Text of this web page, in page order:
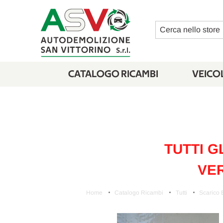
Cerca
CATALOGO RICAMBI
TUTTI
Home Catalogo Ricambi Tutti Scarico